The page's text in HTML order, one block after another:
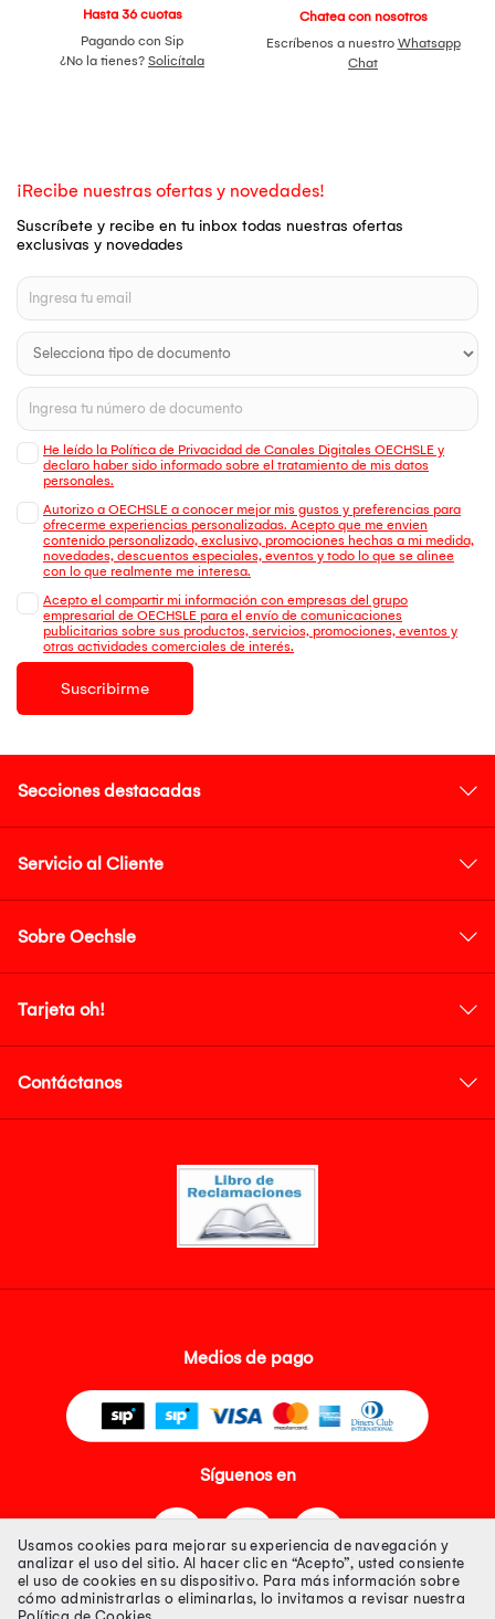
Hasta 36 cuotas
Pagando con Sip
¿No la tienes? Solicítala
Chatea con nosotros
Escríbenos a nuestro Whatsapp
Chat
¡Recibe nuestras ofertas y novedades!
Suscríbete y recibe en tu inbox todas nuestras ofertas
exclusivas y novedades
He leído la Política de Privacidad de Canales Digitales OECHSLE y
declaro haber sido informado sobre el tratamiento de mis datos
personales.
Autorizo a OECHSLE a conocer mejor mis gustos y preferencias para
ofrecerme experiencias personalizadas. Acepto que me envien
contenido personalizado, exclusivo, promociones hechas a mi medida,
novedades, descuentos especiales, eventos y todo lo que se alinee
con lo que realmente me interesa.
Acepto el compartir mi información con empresas del grupo
empresarial de OECHSLE para el envío de comunicaciones
publicitarias sobre sus productos, servicios, promociones, eventos y
otras actividades comerciales de interés.
Suscribirme
Secciones destacadas
Servicio al Cliente
Sobre Oechsle
Tarjeta oh!
Contáctanos
Medios de pago
Síguenos en
Usamos cookies para mejorar su experiencia de navegación y
analizar el uso del sitio. Al hacer clic en “Acepto”, usted consiente
el uso de cookies en su dispositivo. Para más información sobre
cómo administrarlas o eliminarlas, lo invitamos a revisar nuestra